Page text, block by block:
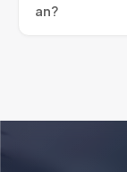
an?